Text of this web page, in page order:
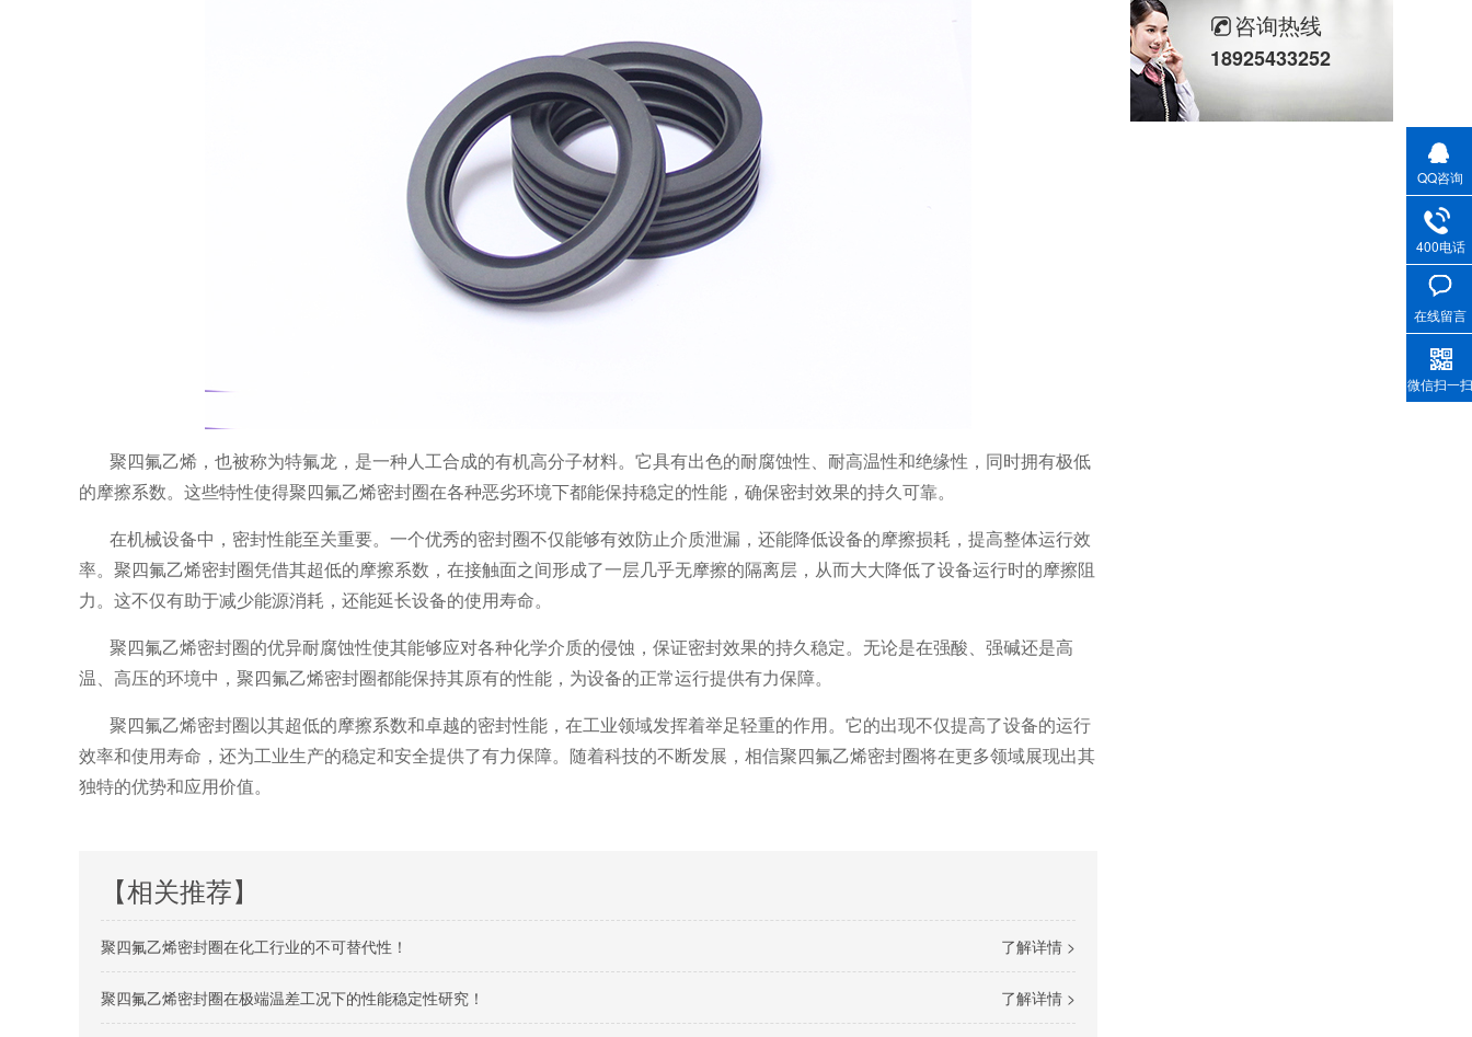
聚四氟乙烯，也被称为特氟龙，是一种人工合成的有机高分子材料。它具有出色的耐腐蚀性、耐高温性和绝缘性，同时拥有极低
的摩擦系数。这些特性使得聚四氟乙烯密封圈在各种恶劣环境下都能保持稳定的性能，确保密封效果的持久可靠。
在机械设备中，密封性能至关重要。一个优秀的密封圈不仅能够有效防止介质泄漏，还能降低设备的摩擦损耗，提高整体运行效
率。聚四氟乙烯密封圈凭借其超低的摩擦系数，在接触面之间形成了一层几乎无摩擦的隔离层，从而大大降低了设备运行时的摩擦阻
力。这不仅有助于减少能源消耗，还能延长设备的使用寿命。
聚四氟乙烯密封圈的优异耐腐蚀性使其能够应对各种化学介质的侵蚀，保证密封效果的持久稳定。无论是在强酸、强碱还是高
温、高压的环境中，聚四氟乙烯密封圈都能保持其原有的性能，为设备的正常运行提供有力保障。
聚四氟乙烯密封圈以其超低的摩擦系数和卓越的密封性能，在工业领域发挥着举足轻重的作用。它的出现不仅提高了设备的运行
效率和使用寿命，还为工业生产的稳定和安全提供了有力保障。随着科技的不断发展，相信聚四氟乙烯密封圈将在更多领域展现出其
独特的优势和应用价值。
【相关推荐】
了解详情 >
聚四氟乙烯密封圈在化工行业的不可替代性！
了解详情 >
聚四氟乙烯密封圈在极端温差工况下的性能稳定性研究！
气动隔膜泵膜片
计量泵加药泵密封圈隔膜片
咨询热线
18925433252
QQ咨询
400电话
在线留言
微信扫一扫